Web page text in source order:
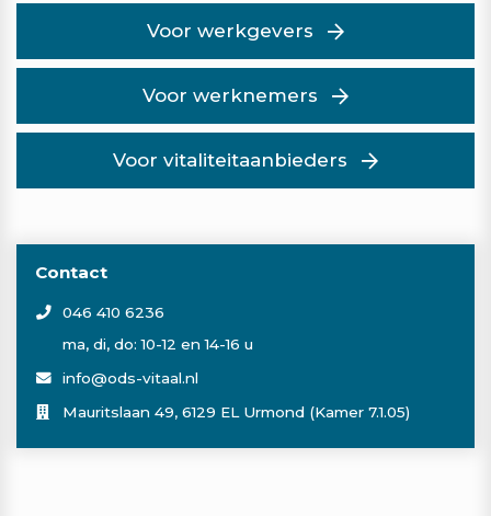
Voor werkgevers
Voor werknemers
Voor vitaliteitaanbieders
Contact
046 410 6236
ma, di, do: 10-12 en 14-16 u
info@ods-vitaal.nl
Mauritslaan 49, 6129 EL Urmond (Kamer 7.1.05)